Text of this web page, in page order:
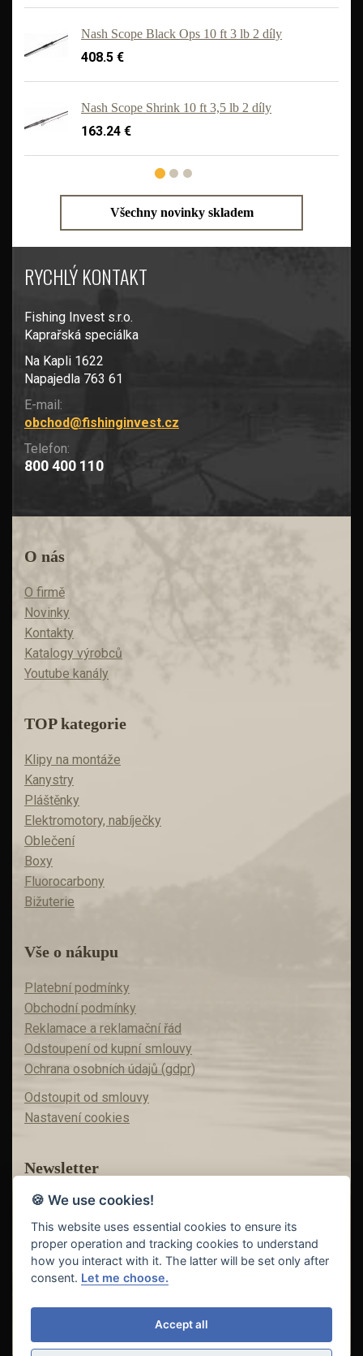
Nash Scope Black Ops 10 ft 3 lb 2 díly
408.5 €
Nash Scope Shrink 10 ft 3,5 lb 2 díly
163.24 €
Všechny novinky skladem
RYCHLÝ KONTAKT
Fishing Invest s.r.o.
Kaprařská speciálka
Na Kapli 1622
Napajedla 763 61
E-mail:
obchod@fishinginvest.cz
Telefon:
800 400 110
O nás
O firmě
Novinky
Kontakty
Katalogy výrobců
Youtube kanály
TOP kategorie
Klipy na montáže
Kanystry
Pláštěnky
Elektromotory, nabíječky
Oblečení
Boxy
Fluorocarbony
Bižuterie
Vše o nákupu
Platební podmínky
Obchodní podmínky
Reklamace a reklamační řád
Odstoupení od kupní smlouvy
Ochrana osobních údajů (gdpr)
Odstoupit od smlouvy
Nastavení cookies
Newsletter
Máte zájem o akční nabídky?
Teď už vám nic neunikne!
🍪 We use cookies!
This website uses essential cookies to ensure its
proper operation and tracking cookies to understand
how you interact with it. The latter will be set only after
consent. Let me choose.
Accept all